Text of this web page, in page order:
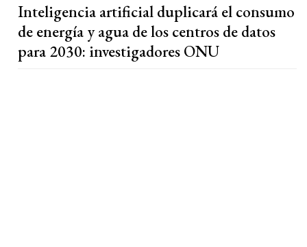
Inteligencia artificial duplicará el consumo
de energía y agua de los centros de datos
para 2030: investigadores ONU